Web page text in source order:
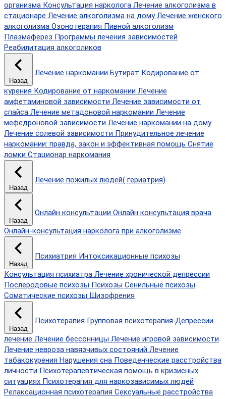
организма Консультация нарколога Лечение алкоголизма в
стационаре Лечение алкоголизма на дому Лечение женского
алкоголизма Озонотерапия Пивной алкоголизм
Плазмаферез Программы лечения зависимостей
Реабилитация алкоголиков
Назад
Лечение наркомании Бутират Кодирование от
курения Кодирование от наркомании Лечение
амфетаминовой зависимости Лечение зависимости от
спайса Лечение метадоновой наркомании Лечение
мефедроновой зависимости Лечение наркомании на дому
Лечение солевой зависимости Принудительное лечение
наркомании: правда, закон и эффективная помощь Снятие
ломки Стационар наркомания
Назад
Лечение пожилых людей( гериатрия)
Назад
Онлайн консультации Онлайн консультация врача
Онлайн-консультация нарколога при алкоголизме
Назад
Психиатрия Интоксикационные психозы
Консультация психиатра Лечение хронической депрессии
Послеродовые психозы Психозы Сенильные психозы
Соматические психозы Шизофрения
Назад
Психотерапия Групповая психотерапия Депрессии
лечение Лечение бессонницы Лечение игровой зависимости
Лечение невроза навязчивых состояний Лечение
табакокурения Нарушения сна Поведенческие расстройства
личности Психотерапевтическая помощь в кризисных
ситуациях Психотерапия для наркозависимых людей
Релаксационная психотерапия Сексуальные расстройства